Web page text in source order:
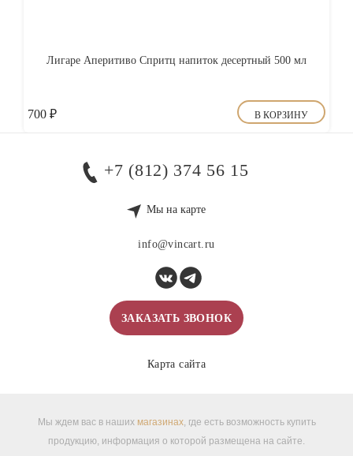
Лигаре Аперитиво Спритц напиток десертный 500 мл
700 ₽ В КОРЗИНУ
+7 (812) 374 56 15
Мы на карте
info@vincart.ru
ЗАКАЗАТЬ ЗВОНОК
Карта сайта
Мы ждем вас в наших магазинах, где есть возможность купить
продукцию, информация о которой размещена на сайте.